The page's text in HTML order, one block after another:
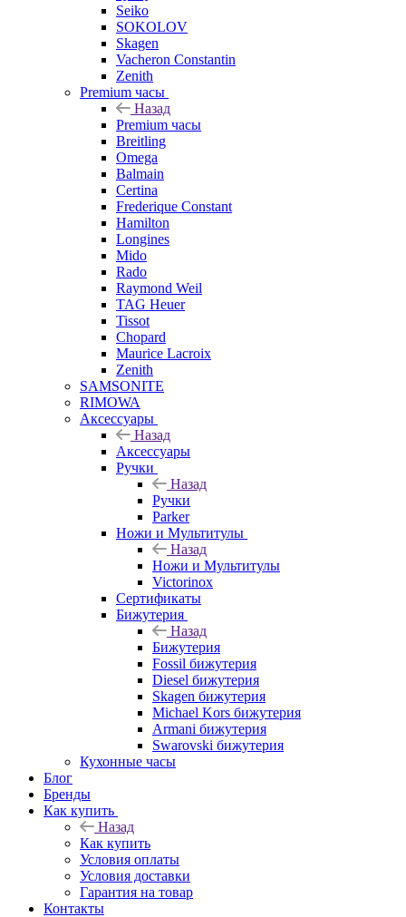
Seiko
SOKOLOV
Skagen
Vacheron Constantin
Zenith
Premium часы
Назад
Premium часы
Breitling
Omega
Balmain
Certina
Frederique Constant
Hamilton
Longines
Mido
Rado
Raymond Weil
TAG Heuer
Tissot
Chopard
Maurice Lacroix
Zenith
SAMSONITE
RIMOWA
Аксессуары
Назад
Аксессуары
Ручки
Назад
Ручки
Parker
Ножи и Мультитулы
Назад
Ножи и Мультитулы
Victorinox
Сертификаты
Бижутерия
Назад
Бижутерия
Fossil бижутерия
Diesel бижутерия
Skagen бижутерия
Michael Kors бижутерия
Armani бижутерия
Swarovski бижутерия
Кухонные часы
Блог
Бренды
Как купить
Назад
Как купить
Условия оплаты
Условия доставки
Гарантия на товар
Контакты